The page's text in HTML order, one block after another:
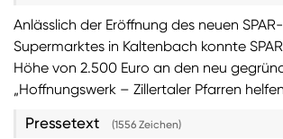
Sie wollen Informationen über aktuelle
Produktneuheiten, attraktive
erhalten? Dann melden Sie sich zum
Newsletteran:
Zum SPAR Newsletter
Anlässlich der Eröffnung des neuen SPAR-
Supermarktes in Kaltenbach konnte
Höhe von 2.500 Euro an den neu
„Hoffnungswerk – Zillertaler Pfarren
Pressetext (1556 Zeichen)